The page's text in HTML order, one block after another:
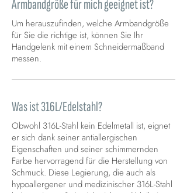
Armbandgröße für mich geeignet ist?
Um herauszufinden, welche Armbandgröße
für Sie die richtige ist, können Sie Ihr
Handgelenk mit einem Schneidermaßband
messen.
Was ist 316L/Edelstahl?
Obwohl 316L-Stahl kein Edelmetall ist, eignet
er sich dank seiner antiallergischen
Eigenschaften und seiner schimmernden
Farbe hervorragend für die Herstellung von
Schmuck. Diese Legierung, die auch als
hypoallergener und medizinischer 316L-Stahl